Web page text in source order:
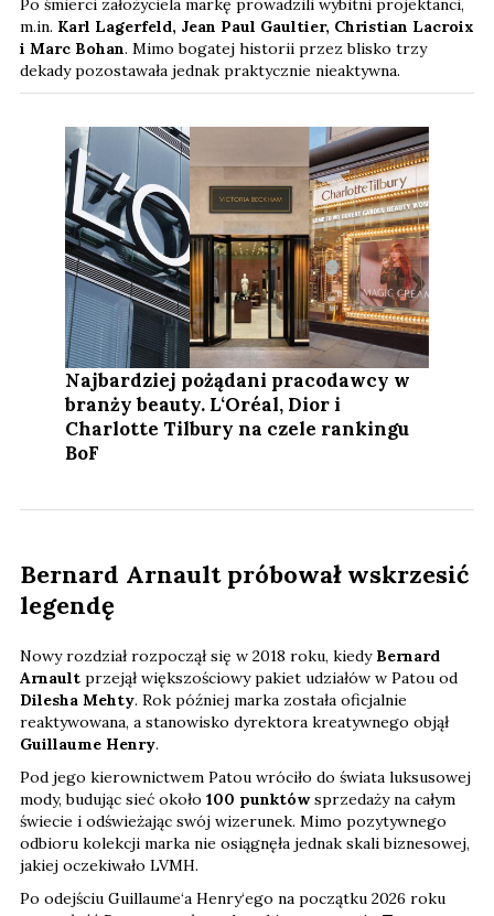
Po śmierci założyciela markę prowadzili wybitni projektanci,
m.in. Karl Lagerfeld, Jean Paul Gaultier, Christian Lacroix
i Marc Bohan. Mimo bogatej historii przez blisko trzy
dekady pozostawała jednak praktycznie nieaktywna.
Najbardziej pożądani pracodawcy w
branży beauty. L‘Oréal, Dior i
Charlotte Tilbury na czele rankingu
BoF
Bernard Arnault próbował wskrzesić
legendę
Nowy rozdział rozpoczął się w 2018 roku, kiedy Bernard
Arnault przejął większościowy pakiet udziałów w Patou od
Dilesha Mehty. Rok później marka została oficjalnie
reaktywowana, a stanowisko dyrektora kreatywnego objął
Guillaume Henry.
Pod jego kierownictwem Patou wróciło do świata luksusowej
mody, budując sieć około 100 punktówsprzedaży na całym
świecie i odświeżając swój wizerunek. Mimo pozytywnego
odbioru kolekcji marka nie osiągnęła jednak skali biznesowej,
jakiej oczekiwało LVMH.
Po odejściu Guillaume‘a Henry‘ego na początku 2026 roku